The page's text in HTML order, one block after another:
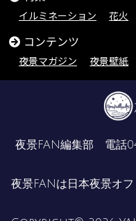
イルミネーション 花火
コンテンツ
夜景マガジン 夜景壁紙
夜景FAN編集部 電話
夜景FANは 日本夜景オ